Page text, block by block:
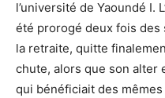
l’université de Yaoundé I.
été prorogé deux fois des
la retraite, quitte
chute, alors que son alter
qui bénéficiait des